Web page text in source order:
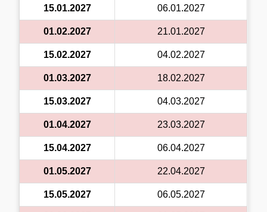
15.01.2027 06.01.2027
01.02.2027 21.01.2027
15.02.2027 04.02.2027
01.03.2027 18.02.2027
15.03.2027 04.03.2027
01.04.2027 23.03.2027
15.04.2027 06.04.2027
01.05.2027 22.04.2027
15.05.2027 06.05.2027